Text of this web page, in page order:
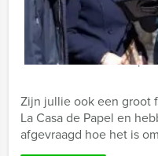
La Casa
Helmond
Vanaf€
Vanaf 12
Zijn jullie ook een groot
La Casa de Papel en
afgevraagd hoe het is